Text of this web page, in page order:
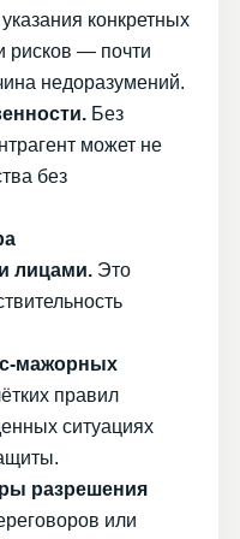
конкретных
рисков — почти
недоразумений.
Без
может не
без
лицами. Это
мажорных
правил
ситуациях
разрешения
или